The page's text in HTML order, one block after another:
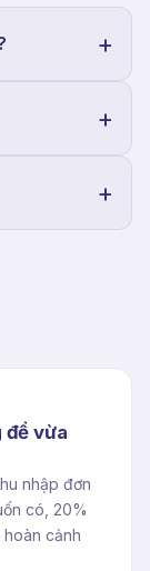
để vừa
nhập đơn
có, 20%
cảnh